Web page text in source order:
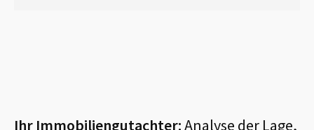
Ihr Immobiliengutachter:Analyse der Lage,